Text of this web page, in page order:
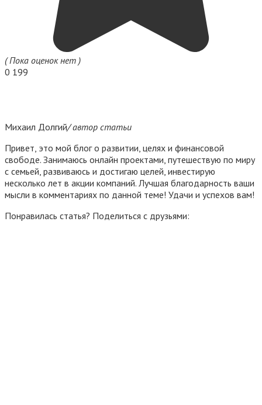
( Пока оценок нет )
0 199
Михаил Долгий/ автор статьи
Привет, это мой блог о развитии, целях и финансовой
свободе. Занимаюсь онлайн проектами, путешествую по миру
с семьей, развиваюсь и достигаю целей, инвестирую
несколько лет в акции компаний. Лучшая благодарность ваши
мысли в комментариях по данной теме! Удачи и успехов вам!
Понравилась статья? Поделиться с друзьями: